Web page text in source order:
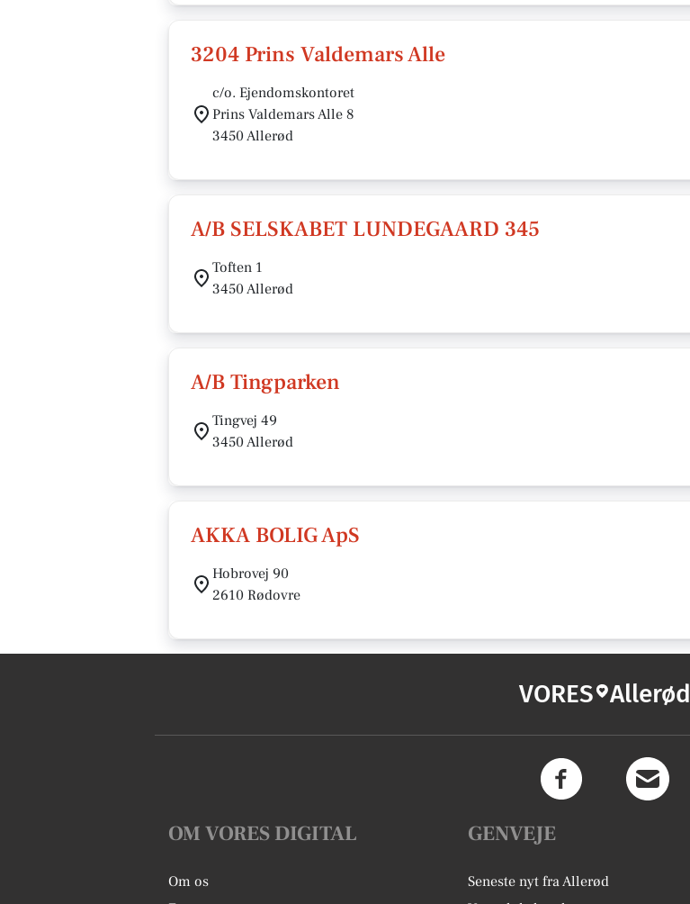
3204 Prins Valdemars Alle
c/o. Ejendomskontoret
Prins Valdemars Alle 8
3450 Allerød
A/B SELSKABET LUNDEGAARD 345
Toften 1
3450 Allerød
A/B Tingparken
Tingvej 49
3450 Allerød
AKKA BOLIG ApS
Hobrovej 90
2610 Rødovre
VORES Allerød
OM VORES DIGITAL
Om os
GENVEJE
Seneste nyt fra Allerød